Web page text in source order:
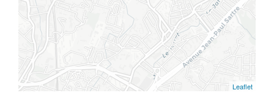
Leaflet